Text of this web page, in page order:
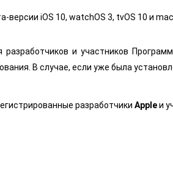
и участников
В случае, если уже была
разработчики Appleи